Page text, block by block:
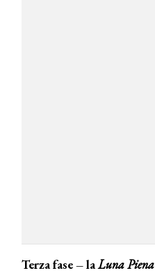
Terza fase – laLuna Piena